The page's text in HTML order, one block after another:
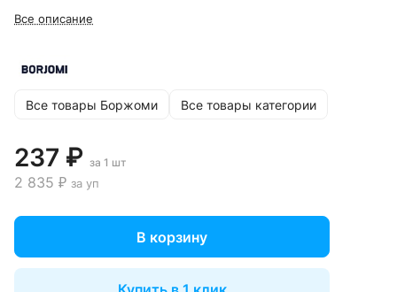
Все описание
Все товары Боржоми Все товары категории
237 ₽ за 1 шт
2 835 ₽ за уп
В корзину